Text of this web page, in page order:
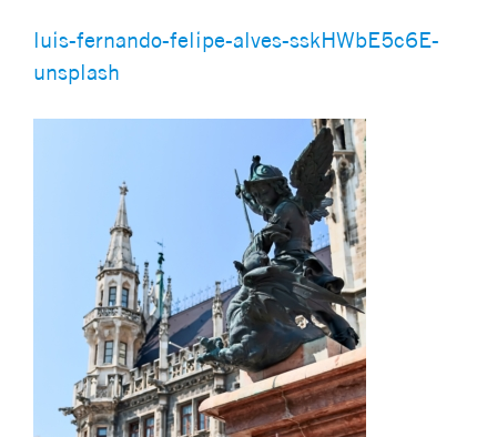
luis-fernando-felipe-alves-sskHWbE5c6E-
unsplash